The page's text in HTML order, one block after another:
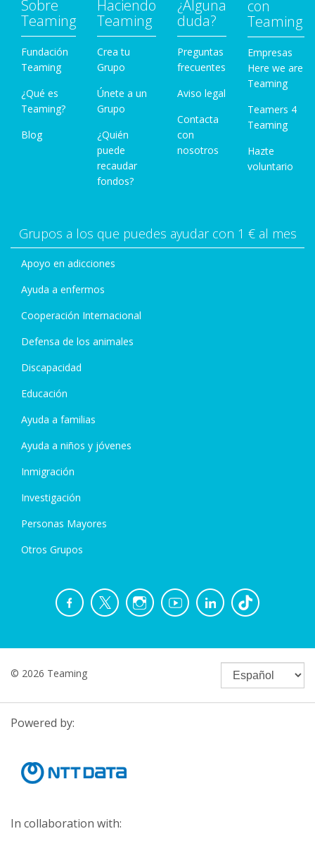
Sobre
Teaming
Fundación
Teaming
¿Qué es
Teaming?
Blog
Haciendo
Teaming
Crea tu
Grupo
Únete a un
Grupo
¿Quién
puede
recaudar
fondos?
¿Alguna
duda?
Preguntas
frecuentes
Aviso legal
Contacta
con
nosotros
con
Teaming
Empresas
Here we are
Teaming
Teamers 4
Teaming
Hazte
voluntario
Grupos a los que puedes ayudar con 1 € al mes
Apoyo en adicciones
Ayuda a enfermos
Cooperación Internacional
Defensa de los animales
Discapacidad
Educación
Ayuda a familias
Ayuda a niños y jóvenes
Inmigración
Investigación
Personas Mayores
Otros Grupos
© 2026 Teaming
Powered by:
In collaboration with: